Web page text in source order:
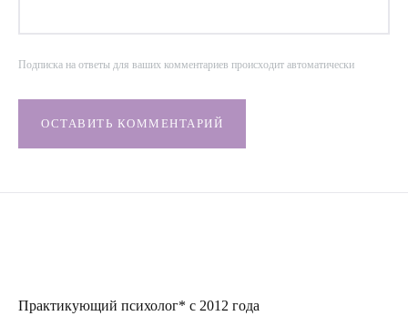
Подписка на ответы для ваших комментариев происходит автоматически
ОСТАВИТЬ КОММЕНТАРИЙ
Практикующий психолог* с 2012 года